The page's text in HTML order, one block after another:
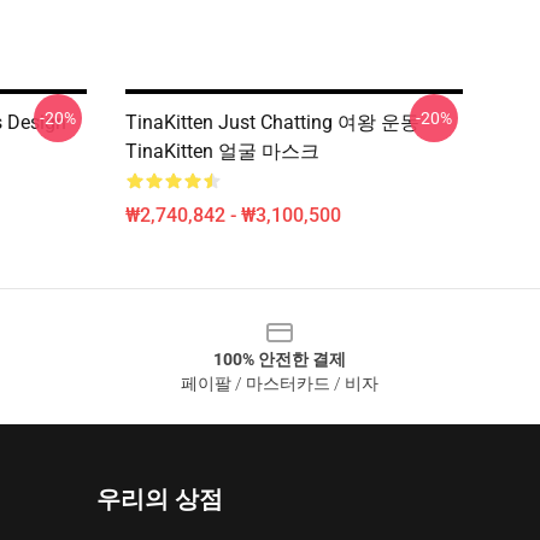
Design
-20%
TinaKitten Just Chatting 여왕 운동
TinaKitten 얼굴 마스크
₩2,740,842 - ₩3,100,500
-20%
100% 안전한 결제
페이팔 / 마스터카드 / 비자
우리의 상점